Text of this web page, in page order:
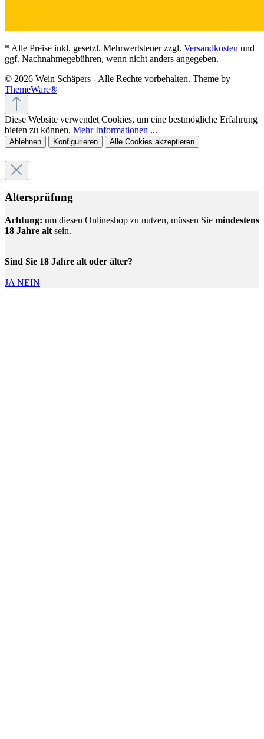
* Alle Preise inkl. gesetzl. Mehrwertsteuer zzgl. Versandkosten und
ggf. Nachnahmegebühren, wenn nicht anders angegeben.
© 2026 Wein Schäpers - Alle Rechte vorbehalten. Theme by
ThemeWare®
Diese Website verwendet Cookies, um eine bestmögliche Erfahrung
bieten zu können. Mehr Informationen ...
Ablehnen Konfigurieren Alle Cookies akzeptieren
Altersprüfung
Achtung: um diesen Onlineshop zu nutzen, müssen Sie mindestens
18 Jahre alt sein.
Sind Sie 18 Jahre alt oder älter?
JA NEIN